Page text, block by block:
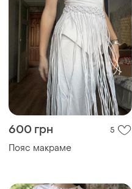
600 грн 5
Пояс макраме